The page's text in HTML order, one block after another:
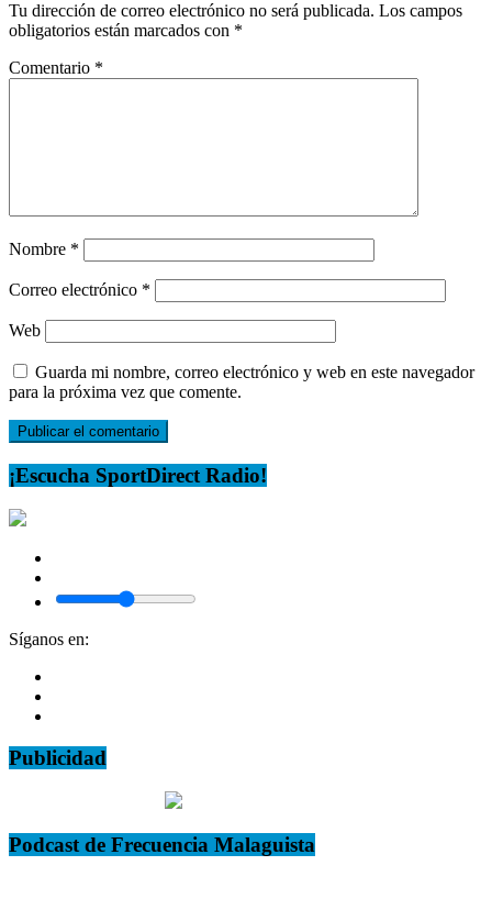
Tu dirección de correo electrónico no será publicada. Los campos
obligatorios están marcados con *
Comentario *
Nombre *
Correo electrónico *
Web
Guarda mi nombre, correo electrónico y web en este navegador
para la próxima vez que comente.
¡Escucha SportDirect Radio!
Síganos en:
Publicidad
Podcast de Frecuencia Malaguista